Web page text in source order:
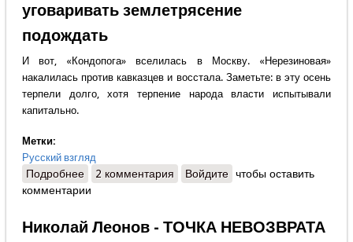
уговаривать землетрясение
подождать
И вот, «Кондопога» вселилась в Москву. «Нерезиновая»
накалилась против кавказцев и восстала. Заметьте: в эту осень
терпели долго, хотя терпение народа власти испытывали
капитально.
Метки:
Русский взгляд
Подробнеео Елена Токарева - Бесполезно уговаривать
землетрясение подождать
2 комментария Войдите чтобы оставить
комментарии
Николай Леонов - ТОЧКА НЕВОЗВРАТА